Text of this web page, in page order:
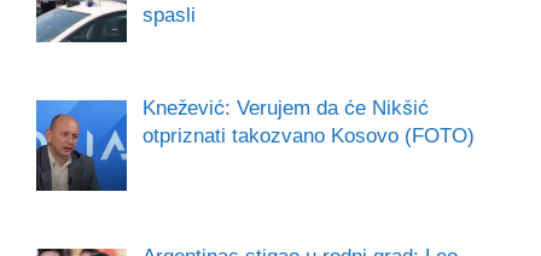
spasli
Knežević: Verujem da će Nikšić
otpriznati takozvano Kosovo (FOTO)